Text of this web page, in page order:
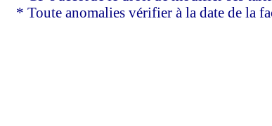
* Toute anomalies vérifier à la date de la